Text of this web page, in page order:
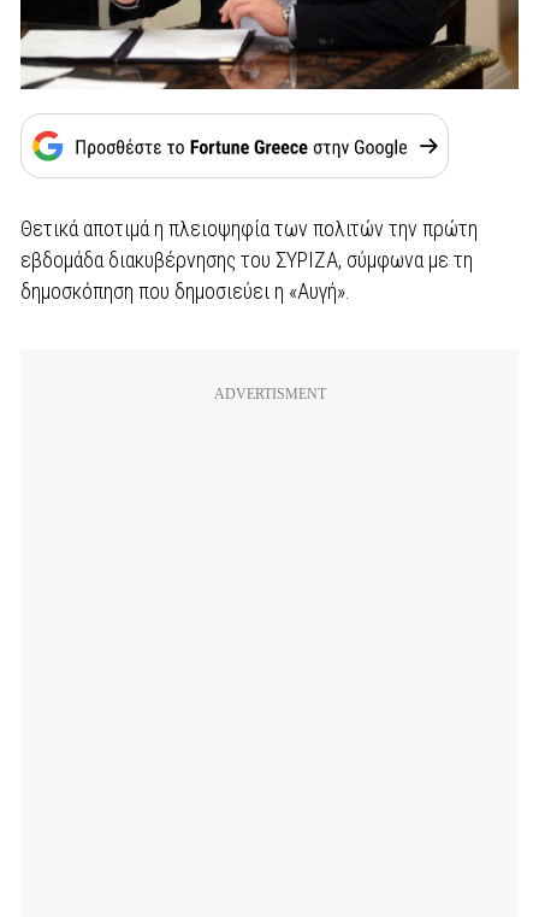
Θετικά αποτιμά η πλειοψηφία των πολιτών την πρώτη
εβδομάδα διακυβέρνησης του ΣΥΡΙΖΑ, σύμφωνα με τη
δημοσκόπηση που δημοσιεύει η «Αυγή».